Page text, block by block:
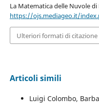
La Matematica delle Nuvole di
https://ojs.mediageo.it/
Ulteriori formati di citazione
Articoli simili
Luigi Colombo,